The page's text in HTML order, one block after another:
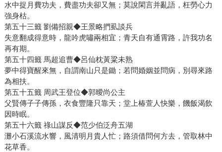
水中捉月費功夫，費盡功夫卻又無；莫說閑言并亂語，枉勞心力
強身枯。
第五十三籤 劉備招親◆王景略捫虱談兵
失意翻成得意時，龍吟虎嘯兩相宜；青天自有通霄路，許我功名
再有期。
第五十四籤 馬超追曹◆呂仙枕黃粱未熟
夢中得寶醒來無，自謂南山只是鋤；若問婚姻並問病，別尋來路
為相扶。
第五十五籤 周武王登位◆郭曖尚公主
父賢傳子子傳孫，衣食豐隆只靠天；堂上椿萱人快樂，饑飯渴飲
因時眠。
第五十六籤 祿山謀反◆范少伯泛舟五湖
灘小石溪流水響，風清明月貴人忙；路須借問何方去，管取林中
花草香。